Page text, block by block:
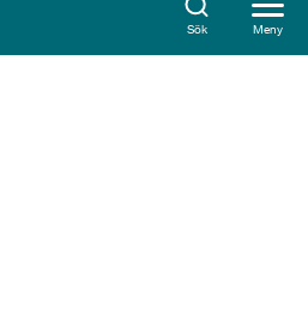
Sök Meny